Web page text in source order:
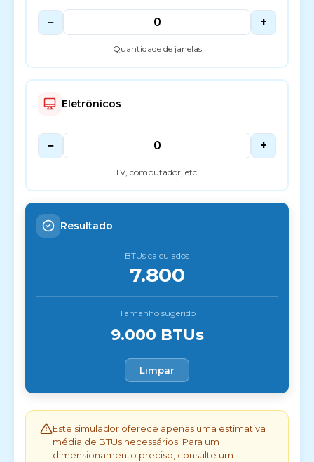
− +
Quantidade de janelas
Eletrônicos
− +
TV, computador, etc.
Resultado
BTUs calculados
7.800
Tamanho sugerido
9.000 BTUs
Limpar
Este simulador oferece apenas uma estimativa
média de BTUs necessários. Para um
dimensionamento preciso, consulte um